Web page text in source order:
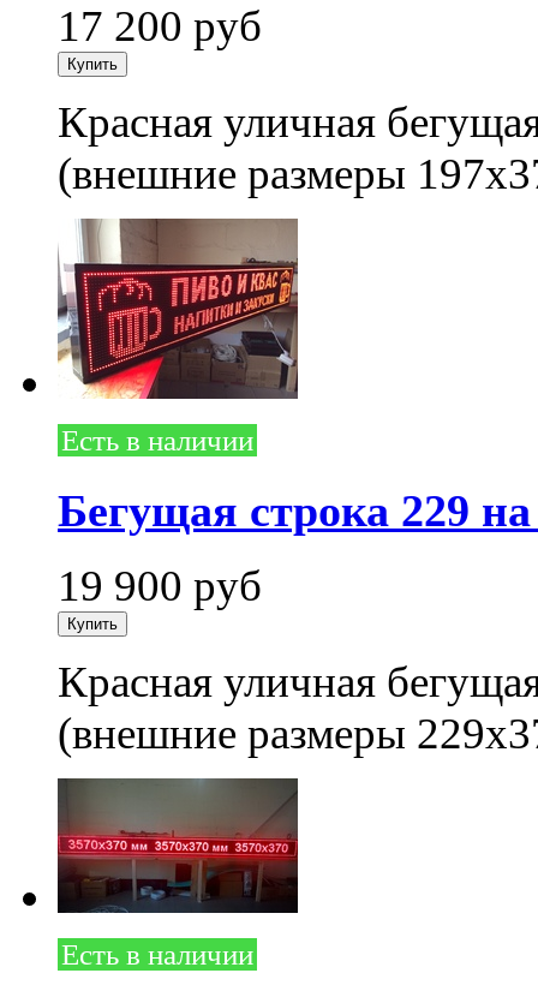
17 200 руб
Красная уличная
(внешние размеры
Есть в наличии
Бегущая строка 229
19 900 руб
Красная уличная
(внешние размеры
Есть в наличии